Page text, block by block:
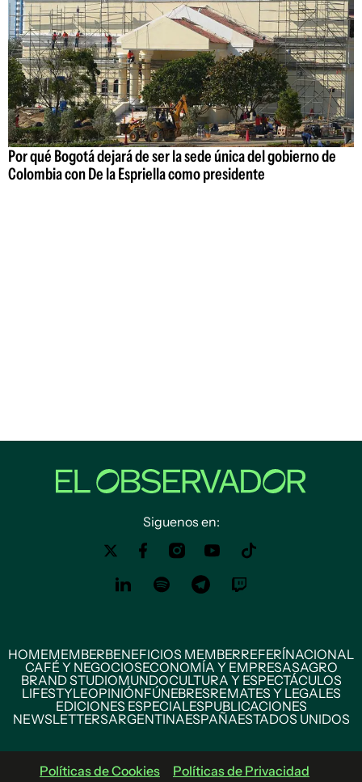
Por qué Bogotá dejará de ser la sede única del gobierno de
Colombia con De la Espriella como presidente
Siguenos en:
HOMEMEMBERBENEFICIOS MEMBERREFERÍNACIONAL
CAFÉ Y NEGOCIOSECONOMÍA Y EMPRESASAGRO
BRAND STUDIOMUNDOCULTURA Y ESPECTÁCULOS
LIFESTYLEOPINIÓNFÚNEBRESREMATES Y LEGALES
EDICIONES ESPECIALESPUBLICACIONES
NEWSLETTERSARGENTINAESPAÑAESTADOS UNIDOS
Políticas de Cookies Políticas de Privacidad